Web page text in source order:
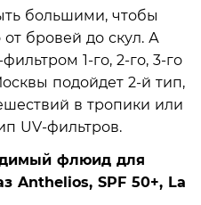
большими, чтобы
бровей до скул. А
1-го, 2-го, 3-го
подойдет 2-й тип,
в тропики или
UV-фильтров.
флюид для
Anthelios, SPF 50+, La